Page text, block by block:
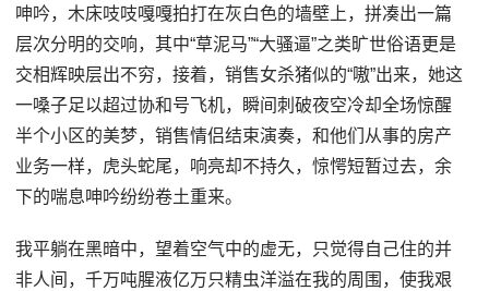
呻吟，木床吱吱嘎嘎拍打在灰白色的墙壁上，拼凑出一篇
层次分明的交响，其中“草泥马”“大骚逼”之类旷世俗语更是
交相辉映层出不穷，接着，销售女杀猪似的“嗷”出来，她这
一嗓子足以超过协和号飞机，瞬间刺破夜空冷却全场惊醒
半个小区的美梦，销售情侣结束演奏，和他们从事的房产
业务一样，虎头蛇尾，响亮却不持久，惊愕短暂过去，余
下的喘息呻吟纷纷卷土重来。
我平躺在黑暗中，望着空气中的虚无，只觉得自己住的并
非人间，千万吨腥液亿万只精虫洋溢在我的周围，使我艰